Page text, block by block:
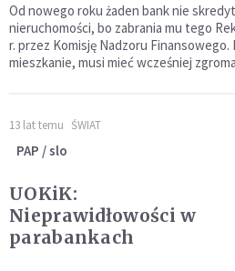
Od nowego roku żaden bank nie
nieruchomości, bo zabrania mu tego
r. przez Komisję Nadzoru Finansowego.
mieszkanie, musi mieć wcześniej
13 lat temu ŚWIAT
PAP / slo
UOKiK:
Nieprawidłowości w
parabankach